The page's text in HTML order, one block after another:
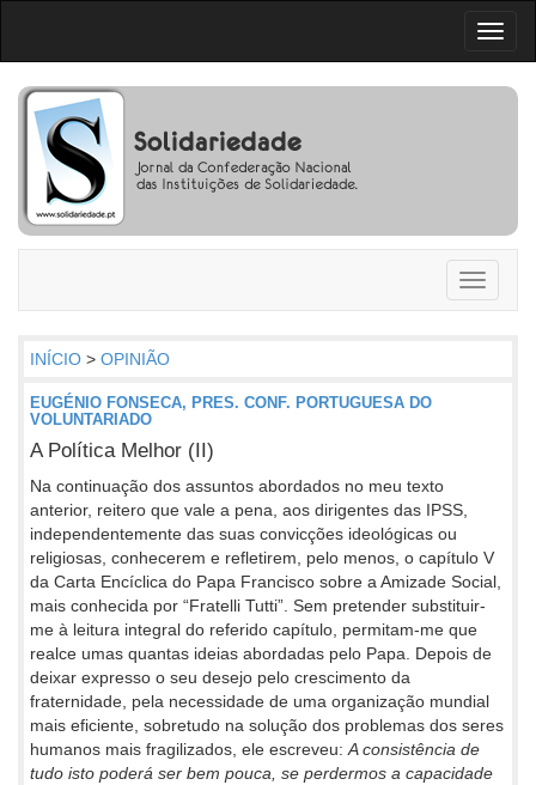
Toggle
INÍCIO > OPINIÃO
EUGÉNIO FONSECA, PRES. CONF. PORTUGUESA DO
VOLUNTARIADO
A Política Melhor (II)
Na continuação dos assuntos abordados no meu texto
anterior, reitero que vale a pena, aos dirigentes das IPSS,
independentemente das suas convicções ideológicas ou
religiosas, conhecerem e refletirem, pelo menos, o capítulo V
da Carta Encíclica do Papa Francisco sobre a Amizade Social,
mais conhecida por “Fratelli Tutti”. Sem pretender substituir-
me à leitura integral do referido capítulo, permitam-me que
realce umas quantas ideias abordadas pelo Papa. Depois de
deixar expresso o seu desejo pelo crescimento da
fraternidade, pela necessidade de uma organização mundial
mais eficiente, sobretudo na solução dos problemas dos seres
humanos mais fragilizados, ele escreveu: A consistência de
tudo isto poderá ser bem pouca, se perdermos a capacidade